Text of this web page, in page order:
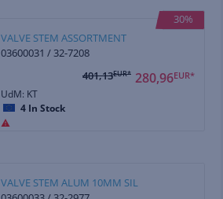
30%
VALVE STEM ASSORTMENT
03600031 / 32-7208
280,96EUR*
401,13EUR*
UdM: KT
4 In Stock
VALVE STEM ALUM 10MM SIL